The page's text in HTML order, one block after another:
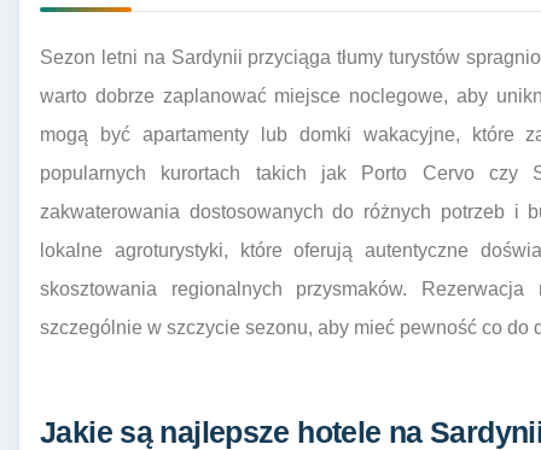
Sezon letni na Sardynii przyciąga tłumy turystów
warto dobrze zaplanować miejsce noclegowe, aby
mogą być apartamenty lub domki wakacyjne, które
popularnych kurortach takich jak Porto Cervo czy
zakwaterowania dostosowanych do różnych potrzeb i
lokalne agroturystyki, które oferują autentyczne
skosztowania regionalnych przysmaków.
szczególnie w szczycie sezonu, aby mieć pewność co do
Jakie są najlepsze hotele na